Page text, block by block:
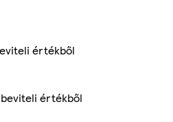
értékből
értékből